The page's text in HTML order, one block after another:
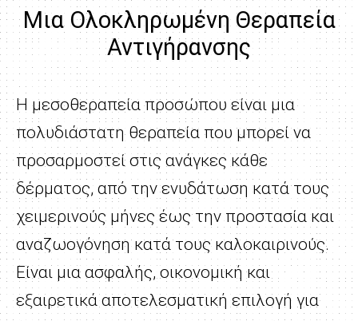
Μια Ολοκληρωμένη Θεραπεία
Αντιγήρανσης
Η μεσοθεραπεία προσώπου είναι μια
πολυδιάστατη θεραπεία που μπορεί να
προσαρμοστεί στις ανάγκες κάθε
δέρματος, από την ενυδάτωση κατά τους
χειμερινούς μήνες έως την προστασία και
αναζωογόνηση κατά τους καλοκαιρινούς.
Είναι μια ασφαλής, οικονομική και
εξαιρετικά αποτελεσματική επιλογή για